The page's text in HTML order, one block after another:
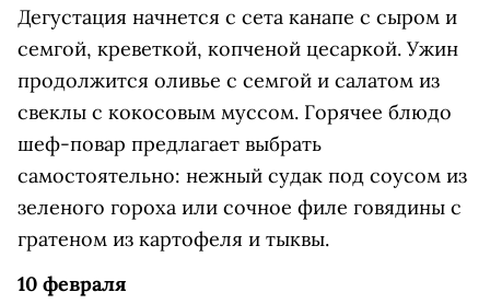
Дегустация начнется с сета канапе с сыром и
семгой, креветкой, копченой цесаркой. Ужин
продолжится оливье с семгой и салатом из
свеклы с кокосовым муссом. Горячее блюдо
шеф-повар предлагает выбрать
самостоятельно: нежный судак под соусом из
зеленого гороха или сочное филе говядины с
гратеном из картофеля и тыквы.
10 февраля